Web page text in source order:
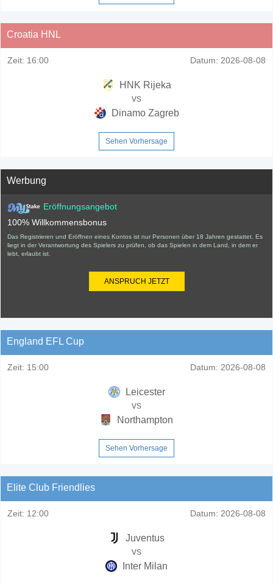
Croatia HNL
Zeit: 16:00 Datum: 2026-08-08
HNK Rijeka
vs
Dinamo Zagreb
Sehen Vorhersage
Werbung
Eröffnungsangebot
100% Willkommensbonus
Das Registrieren und Eröffnen eines Kontos ist nur Personen über 18 Jahren gestattet. Es
liegt in der Verantwortung des Spielers zu prüfen, ob das Spielen in dem Land, in dem er
lebt, erlaubt ist.
ANSPRUCH JETZT
England EFL Cup
Zeit: 15:00 Datum: 2026-08-08
Leicester
vs
Northampton
Sehen Vorhersage
Elite Club Friendlies
Zeit: 12:00 Datum: 2026-08-08
Juventus
vs
Inter Milan